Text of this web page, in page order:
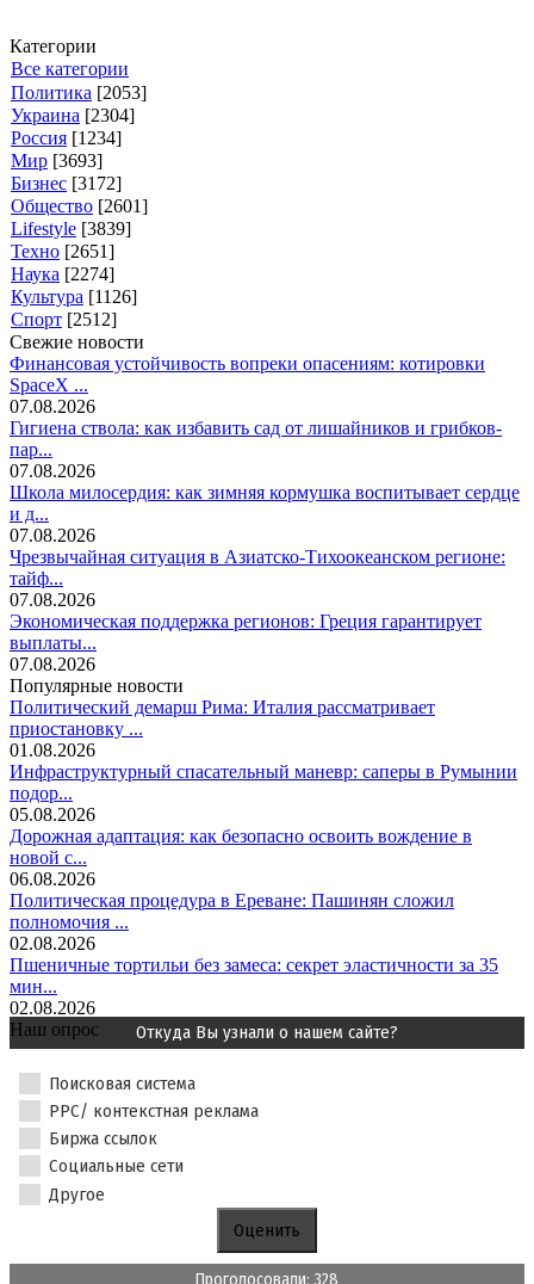
Категории
Все категории
Политика [2053]
Украина [2304]
Россия [1234]
Мир [3693]
Бизнес [3172]
Общество [2601]
Lifestyle [3839]
Техно [2651]
Наука [2274]
Культура [1126]
Спорт [2512]
Свежие новости
Финансовая устойчивость вопреки опасениям: котировки
SpaceX ...
07.08.2026
Гигиена ствола: как избавить сад от лишайников и грибков-
пар...
07.08.2026
Школа милосердия: как зимняя кормушка воспитывает сердце
и д...
07.08.2026
Чрезвычайная ситуация в Азиатско-Тихоокеанском регионе:
тайф...
07.08.2026
Экономическая поддержка регионов: Греция гарантирует
выплаты...
07.08.2026
Популярные новости
Политический демарш Рима: Италия рассматривает
приостановку ...
01.08.2026
Инфраструктурный спасательный маневр: саперы в Румынии
подор...
05.08.2026
Дорожная адаптация: как безопасно освоить вождение в
новой с...
06.08.2026
Политическая процедура в Ереване: Пашинян сложил
полномочия ...
02.08.2026
Пшеничные тортильи без замеса: секрет эластичности за 35
мин...
02.08.2026
Наш опрос
Откуда Вы узнали о нашем сайте?
Поисковая система
PPC/ контекстная реклама
Биржа ссылок
Социальные сети
Другое
Проголосовали: 328